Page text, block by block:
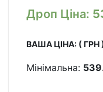
Дроп Ціна:
ВАША ЦІНА: ( ГРН
Мінімальна: